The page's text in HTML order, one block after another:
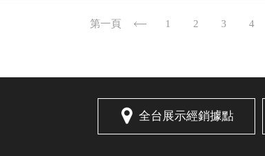
第一頁 1 2 3 4
全台展示經銷據點